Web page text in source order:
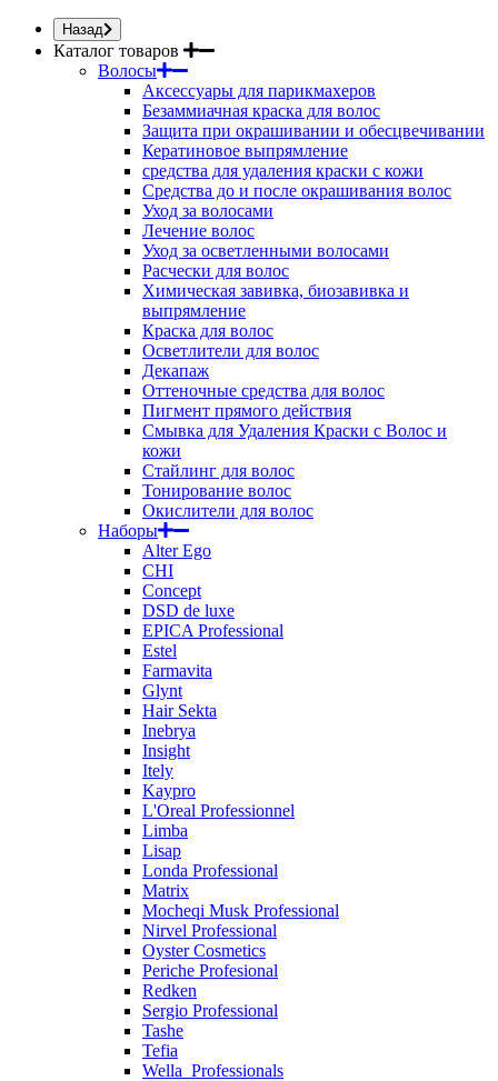
Назад
Каталог товаров
Волосы
Аксессуары для парикмахеров
Безаммиачная краска для волос
Защита при окрашивании и обесцвечивании
Кератиновое выпрямление
средства для удаления краски с кожи
Средства до и после окрашивания волос
Уход за волосами
Лечение волос
Уход за осветленными волосами
Расчески для волос
Химическая завивка, биозавивка и
выпрямление
Краска для волос
Осветлители для волос
Декапаж
Оттеночные средства для волос
Пигмент прямого действия
Смывка для Удаления Краски с Волос и
кожи
Стайлинг для волос
Тонирование волос
Окислители для волос
Наборы
Alter Ego
CHI
Concept
DSD de luxe
EPICA Professional
Estel
Farmavita
Glynt
Hair Sekta
Inebrya
Insight
Itely
Kaypro
L'Oreal Professionnel
Limba
Lisap
Londa Professional
Matrix
Mocheqi Musk Professional
Nirvel Professional
Oyster Cosmetics
Periche Profesional
Redken
Sergio Professional
Tashe
Tefia
Wella_Professionals